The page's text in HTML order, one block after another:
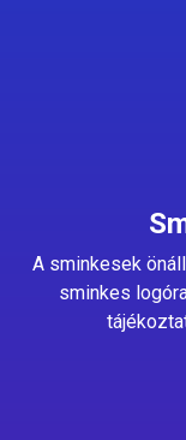
A sminkesek
sminkes